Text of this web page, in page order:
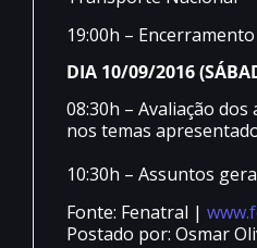
19:00h –
DIA 10/09/2016
08:30h – Avaliação
nos temas
10:30h – Assuntos
Fonte: Fenatral |
Postado por: Osmar